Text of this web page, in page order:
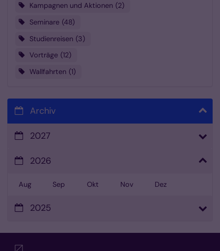
Kampagnen und Aktionen 2
Seminare 48
Studienreisen 3
Vorträge 12
Wallfahrten 1
Archiv
2027
2026
Aug Sep Okt Nov Dez
2025